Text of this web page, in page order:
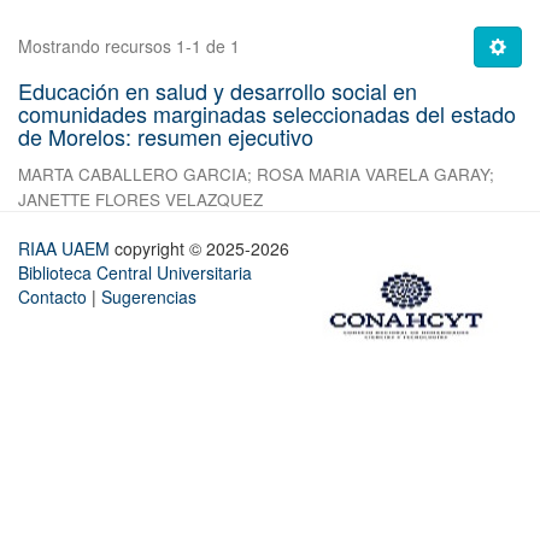
Mostrando recursos 1-1 de 1
Educación en salud y desarrollo social en
comunidades marginadas seleccionadas del estado
de Morelos: resumen ejecutivo
MARTA CABALLERO GARCIA; ROSA MARIA VARELA GARAY;
JANETTE FLORES VELAZQUEZ
RIAA UAEM copyright © 2025-2026
Biblioteca Central Universitaria
Contacto | Sugerencias